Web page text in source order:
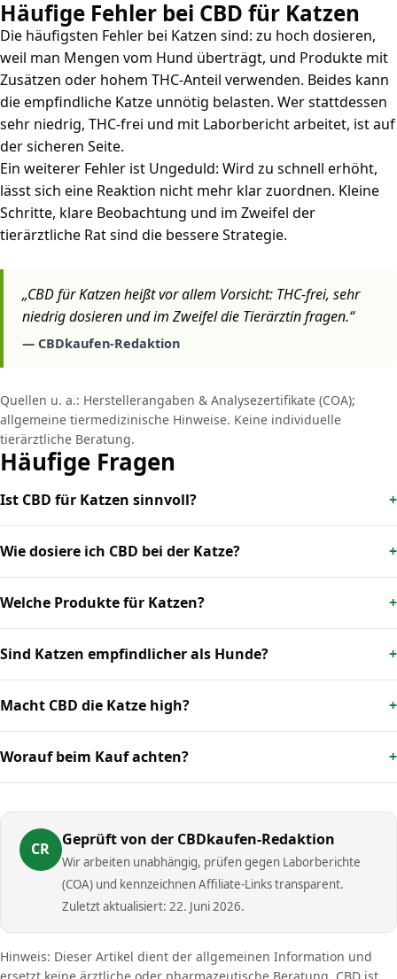
Häufige Fehler bei CBD für Katzen
Die häufigsten Fehler bei Katzen sind: zu hoch dosieren,
weil man Mengen vom Hund überträgt, und Produkte mit
Zusätzen oder hohem THC-Anteil verwenden. Beides kann
die empfindliche Katze unnötig belasten. Wer stattdessen
sehr niedrig, THC-frei und mit Laborbericht arbeitet, ist auf
der sicheren Seite.
Ein weiterer Fehler ist Ungeduld: Wird zu schnell erhöht,
lässt sich eine Reaktion nicht mehr klar zuordnen. Kleine
Schritte, klare Beobachtung und im Zweifel der
tierärztliche Rat sind die bessere Strategie.
„CBD für Katzen heißt vor allem Vorsicht: THC-frei, sehr
niedrig dosieren und im Zweifel die Tierärztin fragen.“
— CBDkaufen-Redaktion
Quellen u. a.: Herstellerangaben & Analysezertifikate (COA);
allgemeine tiermedizinische Hinweise. Keine individuelle
tierärztliche Beratung.
Häufige Fragen
Ist CBD für Katzen sinnvoll?
Wie dosiere ich CBD bei der Katze?
Welche Produkte für Katzen?
Sind Katzen empfindlicher als Hunde?
Macht CBD die Katze high?
Worauf beim Kauf achten?
CR
Geprüft von der CBDkaufen-Redaktion
Wir arbeiten unabhängig, prüfen gegen Laborberichte
(COA) und kennzeichnen Affiliate-Links transparent.
Zuletzt aktualisiert: 22. Juni 2026.
Hinweis: Dieser Artikel dient der allgemeinen Information und